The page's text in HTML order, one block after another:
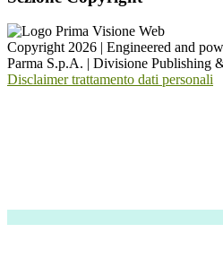
Copyright 2026 | Engineered and
Parma S.p.A. | Divisione Publishing
Disclaimer trattamento dati personali